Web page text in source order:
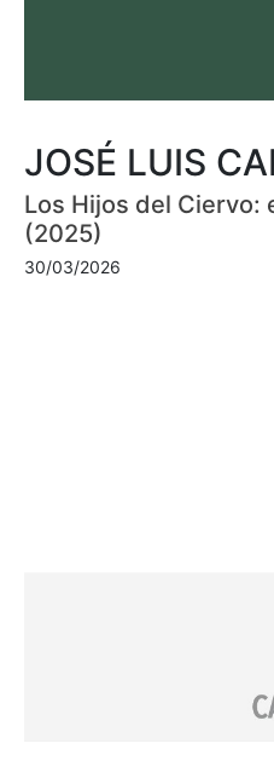
JOSÉ LUIS
Los Hijos del Ciervo:
(2025)
30/03/2026